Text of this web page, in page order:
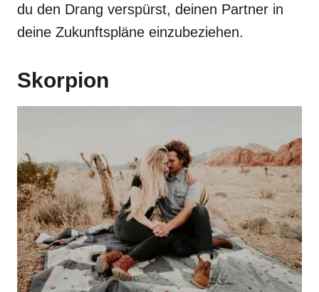
du den Drang verspürst, deinen Partner in
deine Zukunftspläne einzubeziehen.
Skorpion